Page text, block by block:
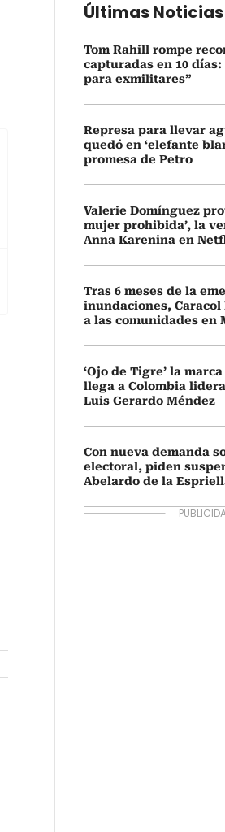
Últimas Noticias
Tom Rahill rompe
capturadas en 10
para exmilitares”
Represa para llevar
quedó en ‘elefante
promesa de Petro
Valerie Domínguez
mujer prohibida’, la
Anna Karenina en
Tras 6 meses de la
inundaciones, Caracol
a las comunidades en
‘Ojo de Tigre’ la
llega a Colombia
Luis Gerardo Méndez
Con nueva demanda
electoral, piden
Abelardo de la